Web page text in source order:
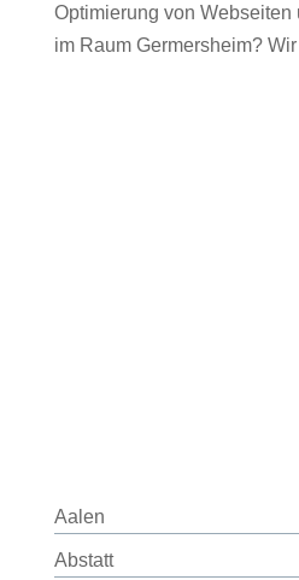
Optimierung von Webseiten
im Raum Germersheim?
Aalen
Abstatt